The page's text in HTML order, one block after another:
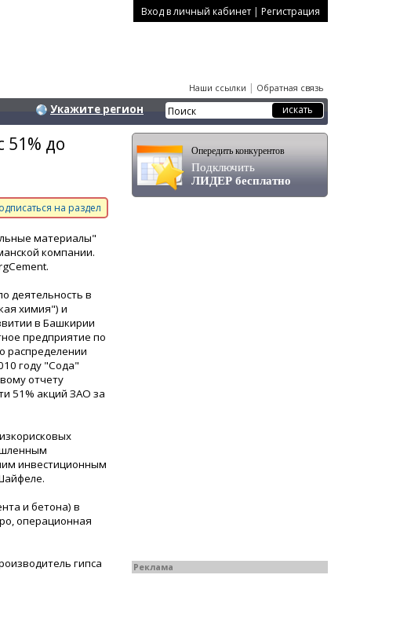
Вход в личный кабинет | Регистрация
Наши ссылки | Обратная связь
Укажите регион
до
на раздел
материалы"
компании.
деятельность в
химия") и
в Башкирии
предприятие по
распределении
году "Сода"
отчету
51% акций ЗАО за
инвестиционным
и бетона) в
операционная
гипса
Опередить конкурентов
Подключить
ЛИДЕР бесплатно
Реклама